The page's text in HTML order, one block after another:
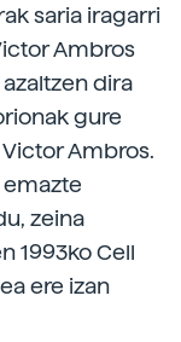
saria iragarri
Ambros
dira
gure
Ambros.
emazte
zeina
1993ko Cell
ere izan